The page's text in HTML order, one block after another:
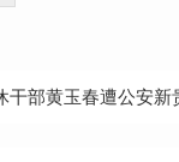
干部黄玉春遭公安新